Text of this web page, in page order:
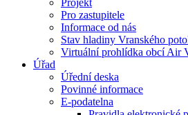
Projekt
Pro zastupitele
Informace od nás
Stav hladiny Vranského
Virtuální prohlídka obcí Air
Úřad
Úřední deska
Povinné informace
E-podatelna